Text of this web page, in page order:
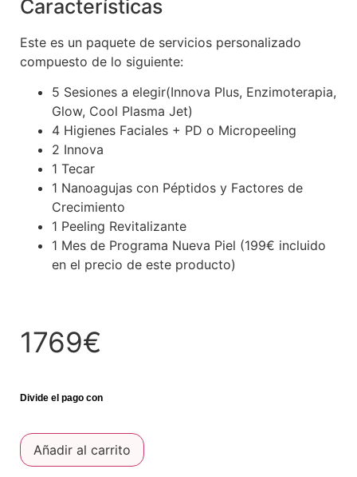
Características
Este es un paquete de servicios personalizado
compuesto de lo siguiente:
5 Sesiones a elegir(Innova Plus, Enzimoterapia,
Glow, Cool Plasma Jet)
4 Higienes Faciales + PD o Micropeeling
2 Innova
1 Tecar
1 Nanoagujas con Péptidos y Factores de
Crecimiento
1 Peeling Revitalizante
1 Mes de Programa Nueva Piel (199€ incluido
en el precio de este producto)
1769€
Añadir al carrito